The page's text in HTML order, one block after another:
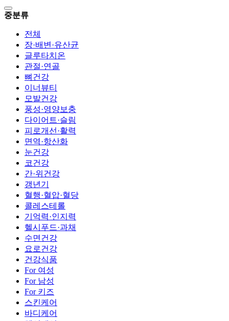
중분류
전체
장·배변·유산균
글루타치온
관절·연골
뼈건강
이너뷰티
모발건강
풍성·영양보충
다이어트·슬림
피로개선·활력
면역·항산화
눈건강
코건강
간·위건강
갱년기
혈행·혈압·혈당
콜레스테롤
기억력·인지력
헬시푸드·과채
수면건강
요로건강
건강식품
For 여성
For 남성
For 키즈
스킨케어
바디케어